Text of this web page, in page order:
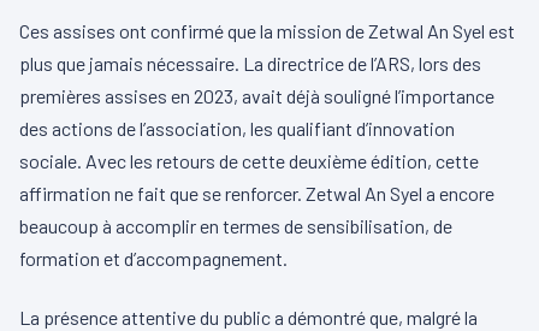
Ces assises ont confirmé que la mission de Zetwal An Syel est
plus que jamais nécessaire. La directrice de l’ARS, lors des
premières assises en 2023, avait déjà souligné l’importance
des actions de l’association, les qualifiant d’innovation
sociale. Avec les retours de cette deuxième édition, cette
affirmation ne fait que se renforcer. Zetwal An Syel a encore
beaucoup à accomplir en termes de sensibilisation, de
formation et d’accompagnement.
La présence attentive du public a démontré que, malgré la